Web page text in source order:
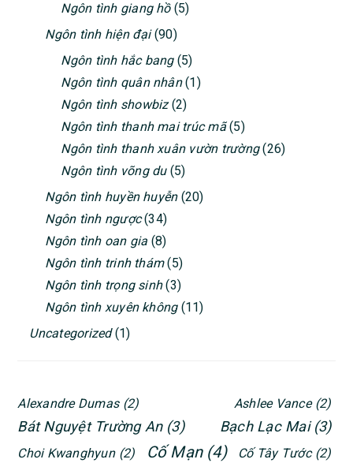
Ngôn tình giang hồ(5)
Ngôn tình hiện đại(90)
Ngôn tình hắc bang(5)
Ngôn tình quân nhân(1)
Ngôn tình showbiz(2)
Ngôn tình thanh mai trúc mã(5)
Ngôn tình thanh xuân vườn trường(26)
Ngôn tình võng du(5)
Ngôn tình huyền huyễn(20)
Ngôn tình ngược(34)
Ngôn tình oan gia (8)
Ngôn tình trinh thám(5)
Ngôn tình trọng sinh(3)
Ngôn tình xuyên không(11)
Uncategorized(1)
Alexandre Dumas (2) Ashlee Vance (2)
Bát Nguyệt Trường An (3) Bạch Lạc Mai (3)
Choi Kwanghyun (2) Cố Mạn (4) Cố Tây Tước (2)